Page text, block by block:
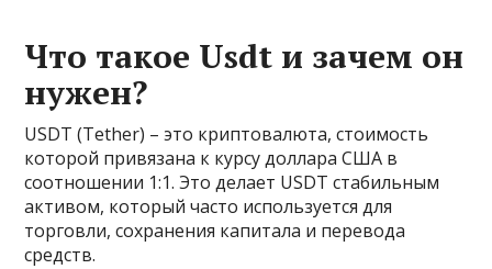
Что такое Usdt и зачем он
нужен?
USDT (Tether) – это криптовалюта, стоимость
которой привязана к курсу доллара США в
соотношении 1:1. Это делает USDT стабильным
активом, который часто используется для
торговли, сохранения капитала и перевода
средств.